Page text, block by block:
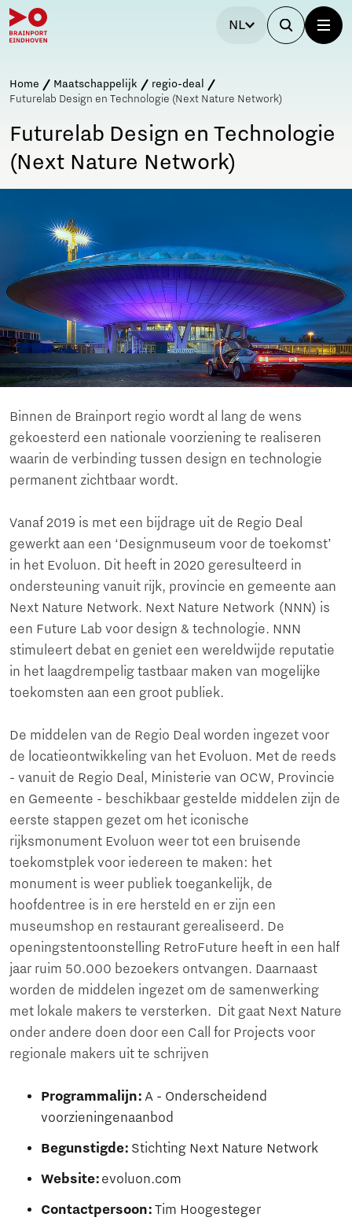
NL
Home Maatschappelijk
regio-deal
Futurelab Design en Technologie (Next Nature Network)
Futurelab Design en Technologie
(Next Nature Network)
Binnen de Brainport regio wordt al lang de wens
gekoesterd een nationale voorziening te realiseren
waarin de verbinding tussen design en technologie
permanent zichtbaar wordt.
Vanaf 2019 is met een bijdrage uit de Regio Deal
gewerkt aan een ‘Designmuseum voor de toekomst’
in het Evoluon. Dit heeft in 2020 geresulteerd in
ondersteuning vanuit rijk, provincie en gemeente aan
Next Nature Network. Next Nature Network (NNN) is
een Future Lab voor design & technologie. NNN
stimuleert debat en geniet een wereldwijde reputatie
in het laagdrempelig tastbaar maken van mogelijke
toekomsten aan een groot publiek.
De middelen van de Regio Deal worden ingezet voor
de locatieontwikkeling van het Evoluon. Met de reeds
- vanuit de Regio Deal, Ministerie van OCW, Provincie
en Gemeente - beschikbaar gestelde middelen zijn de
eerste stappen gezet om het iconische
rijksmonument Evoluon weer tot een bruisende
toekomstplek voor iedereen te maken: het
monument is weer publiek toegankelijk, de
hoofdentree is in ere hersteld en er zijn een
museumshop en restaurant gerealiseerd. De
openingstentoonstelling RetroFuture heeft in een half
jaar ruim 50.000 bezoekers ontvangen. Daarnaast
worden de middelen ingezet om de samenwerking
met lokale makers te versterken. Dit gaat Next Nature
onder andere doen door een Call for Projects voor
regionale makers uit te schrijven
Programmalijn: A - Onderscheidend
voorzieningenaanbod
Begunstigde: Stichting Next Nature Network
Website: evoluon.com
Contactpersoon: Tim Hoogesteger